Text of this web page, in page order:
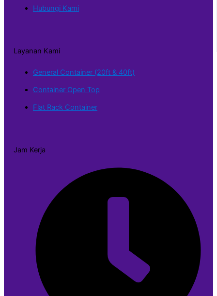
Hubungi Kami
Layanan Kami
General Container (20ft & 40ft)
Container Open Top
Flat Rack Container
Jam Kerja